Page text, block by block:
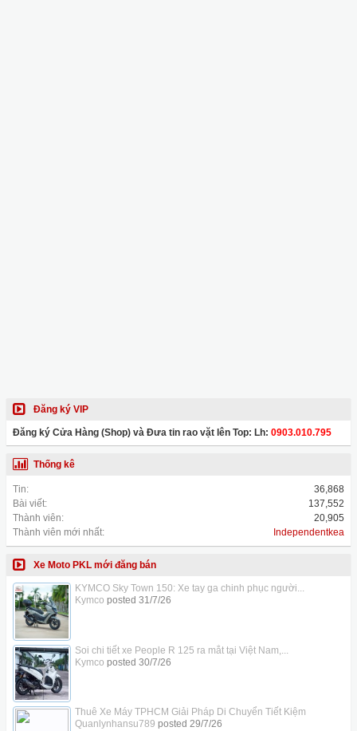
Đăng ký VIP
Đăng ký Cửa Hàng (Shop) và Đưa tin rao vặt lên Top: Lh: 0903.010.795
Thống kê
Tin:
36,868
Bài viết:
137,552
Thành viên:
20,905
Thành viên mới nhất:
Independentkea
Xe Moto PKL mới đăng bán
KYMCO Sky Town 150: Xe tay ga chinh phục người...
Kymco posted 31/7/26
Soi chi tiết xe People R 125 ra mắt tại Việt Nam,...
Kymco posted 30/7/26
Thuê Xe Máy TPHCM Giải Pháp Di Chuyển Tiết Kiệm
Quanlynhansu789 posted 29/7/26